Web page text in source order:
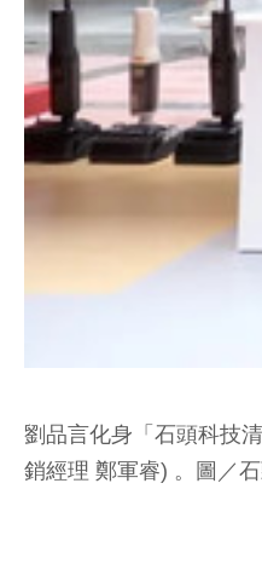
劉品言化身「石頭科技
銷經理 鄭軍睿) 。圖／